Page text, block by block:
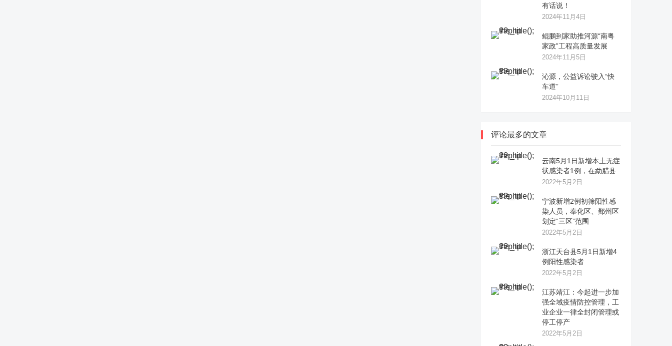
有话说！
2024年11月4日
鲲鹏到家助推河源“南粤
家政”工程高质量发展
2024年11月5日
沁源，公益诉讼驶入“快
车道”
2024年10月11日
评论最多的文章
云南5月1日新增本土无症
状感染者1例，在勐腊县
2022年5月2日
宁波新增2例初筛阳性感
染人员，奉化区、鄞州区
划定“三区”范围
2022年5月2日
浙江天台县5月1日新增4
例阳性感染者
2022年5月2日
江苏靖江：今起进一步加
强全域疫情防控管理，工
业企业一律全封闭管理或
停工停产
2022年5月2日